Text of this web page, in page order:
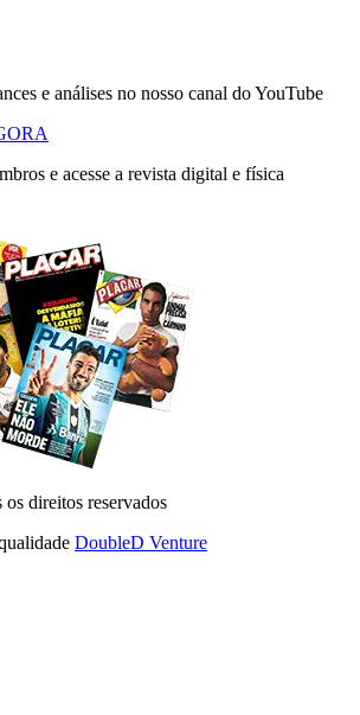
e análises no nosso canal do YouTube
e acesse a revista digital e física
os direitos reservados
DoubleD Venture